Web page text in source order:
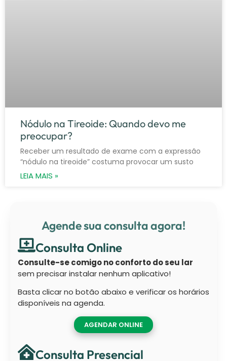
Nódulo na Tireoide: Quando devo me
preocupar?
Receber um resultado de exame com a expressão
“nódulo na tireoide” costuma provocar um susto
LEIA MAIS »
Agende sua consulta agora!
Consulta Online
Consulte-se comigo no conforto do seu lar
sem precisar instalar nenhum aplicativo!
Basta clicar no botão abaixo e verificar os horários
disponíveis na agenda.
AGENDAR ONLINE
Consulta Presencial